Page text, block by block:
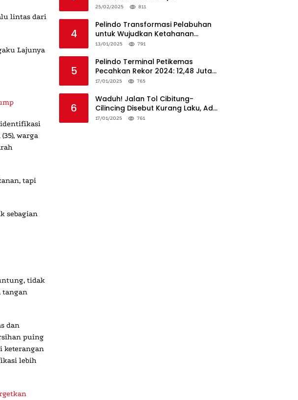
lintas dari
warga
tapi
sebagian
tidak
tangan
dan
puing
keterangan
lebih
25/02/2025 811
4
Pelindo Transformasi Pelabuhan
untuk Wujudkan Ketahanan
Logistik dan Daya Saing Global
13/01/2025 791
5
Pelindo Terminal Petikemas
Pecahkan Rekor 2024: 12,48 Juta
TEUs, Bukti Keunggulan Logistik
17/01/2025 765
6
Waduh! Jalan Tol Cibitung-
Cilincing Disebut Kurang Laku, Ada
Apa?
17/01/2025 761